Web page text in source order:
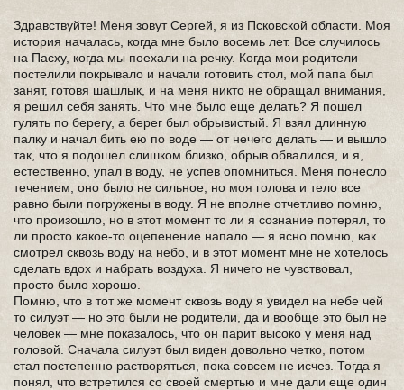
Здравствуйте! Меня зовут Сергей, я из Псковской области. Моя
история началась, когда мне было восемь лет. Все случилось
на Пасху, когда мы поехали на речку. Когда мои родители
постелили покрывало и начали готовить стол, мой папа был
занят, готовя шашлык, и на меня никто не обращал внимания,
я решил себя занять. Что мне было еще делать? Я пошел
гулять по берегу, а берег был обрывистый. Я взял длинную
палку и начал бить ею по воде — от нечего делать — и вышло
так, что я подошел слишком близко, обрыв обвалился, и я,
естественно, упал в воду, не успев опомниться. Меня понесло
течением, оно было не сильное, но моя голова и тело все
равно были погружены в воду. Я не вполне отчетливо помню,
что произошло, но в этот момент то ли я сознание потерял, то
ли просто какое-то оцепенение напало — я ясно помню, как
смотрел сквозь воду на небо, и в этот момент мне не хотелось
сделать вдох и набрать воздуха. Я ничего не чувствовал,
просто было хорошо.
Помню, что в тот же момент сквозь воду я увидел на небе чей
то силуэт — но это были не родители, да и вообще это был не
человек — мне показалось, что он парит высоко у меня над
головой. Сначала силуэт был виден довольно четко, потом
стал постепенно растворяться, пока совсем не исчез. Тогда я
понял, что встретился со своей смертью и мне дали еще один